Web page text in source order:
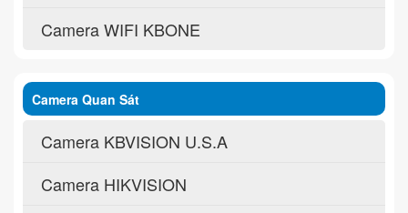
Camera WIFI KBONE
Camera Quan Sát
Camera KBVISION U.S.A
Camera HIKVISION